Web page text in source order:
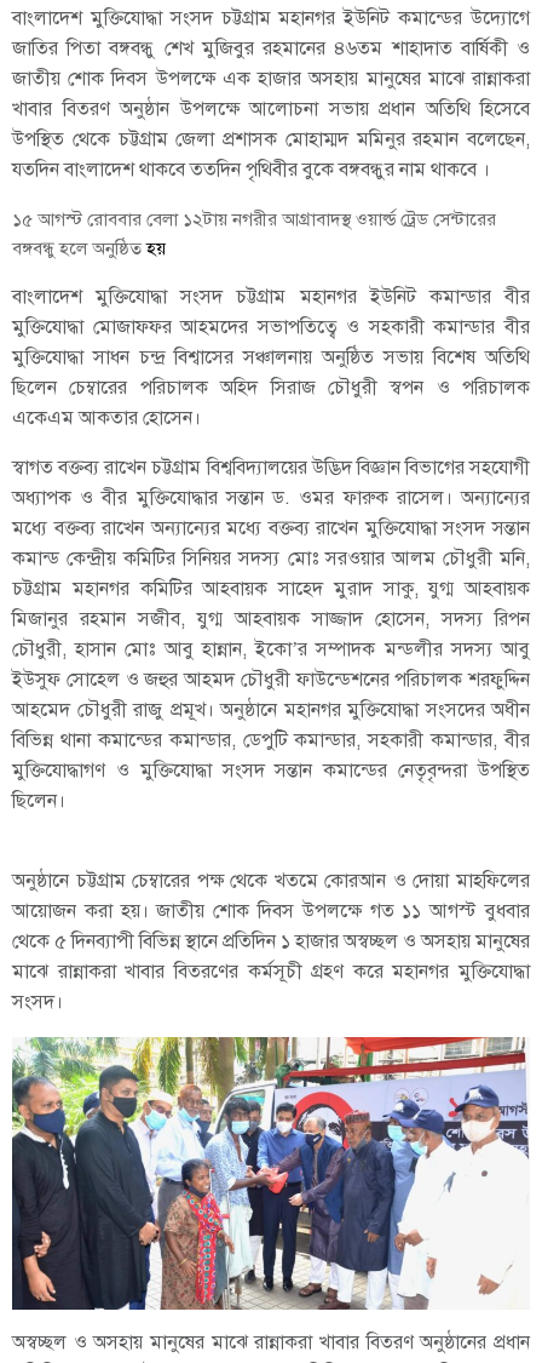
বাংলাদেশ মুক্তিযোদ্ধা সংসদ চট্টগ্রাম মহানগর ইউনিট কমান্ডের উদ্যোগে
জাতির পিতা বঙ্গবন্ধু শেখ মুজিবুর রহমানের ৪৬তম শাহাদাত বার্ষিকী ও
জাতীয় শোক দিবস উপলক্ষে এক হাজার অসহায় মানুষের মাঝে রান্নাকরা
খাবার বিতরণ অনুষ্ঠান উপলক্ষে আলোচনা সভায় প্রধান অতিথি হিসেবে
উপস্থিত থেকে চট্টগ্রাম জেলা প্রশাসক মোহাম্মদ মমিনুর রহমান বলেছেন,
যতদিন বাংলাদেশ থাকবে ততদিন পৃথিবীর বুকে বঙ্গবন্ধুর নাম থাকবে ।
১৫ আগস্ট রোববার বেলা ১২টায় নগরীর আগ্রাবাদস্থ ওয়ার্ল্ড ট্রেড সেন্টারের
বঙ্গবন্ধু হলে অনুষ্ঠিতহয়
বাংলাদেশ মুক্তিযোদ্ধা সংসদ চট্টগ্রাম মহানগর ইউনিট কমান্ডার বীর
মুক্তিযোদ্ধা মোজাফফর আহমদের সভাপতিত্বে ও সহকারী কমান্ডার বীর
মুক্তিযোদ্ধা সাধন চন্দ্র বিশ্বাসের সঞ্চালনায় অনুষ্ঠিত সভায় বিশেষ অতিথি
ছিলেন চেম্বারের পরিচালক অহিদ সিরাজ চৌধুরী স্বপন ও পরিচালক
একেএম আকতার হোসেন।
স্বাগত বক্তব্য রাখেন চট্টগ্রাম বিশ্ববিদ্যালয়ের উদ্ভিদ বিজ্ঞান বিভাগের সহযোগী
অধ্যাপক ও বীর মুক্তিযোদ্ধার সন্তান ড. ওমর ফারুক রাসেল। অন্যান্যের
মধ্যে বক্তব্য রাখেন অন্যান্যের মধ্যে বক্তব্য রাখেন মুক্তিযোদ্ধা সংসদ সন্তান
কমান্ড কেন্দ্রীয় কমিটির সিনিয়র সদস্য মোঃ সরওয়ার আলম চৌধুরী মনি,
চট্টগ্রাম মহানগর কমিটির আহবায়ক সাহেদ মুরাদ সাকু, যুগ্ম আহবায়ক
মিজানুর রহমান সজীব, যুগ্ম আহবায়ক সাজ্জাদ হোসেন, সদস্য রিপন
চৌধুরী, হাসান মোঃ আবু হান্নান, ইকো’র সম্পাদক মন্ডলীর সদস্য আবু
ইউসুফ সোহেল ও জহুর আহমদ চৌধুরী ফাউন্ডেশনের পরিচালক শরফুদ্দিন
আহমেদ চৌধুরী রাজু প্রমূখ। অনুষ্ঠানে মহানগর মুক্তিযোদ্ধা সংসদের অধীন
বিভিন্ন থানা কমান্ডের কমান্ডার, ডেপুটি কমান্ডার, সহকারী কমান্ডার, বীর
মুক্তিযোদ্ধাগণ ও মুক্তিযোদ্ধা সংসদ সন্তান কমান্ডের নেতৃবৃন্দরা উপস্থিত
ছিলেন।
অনুষ্ঠানে চট্টগ্রাম চেম্বারের পক্ষ থেকে খতমে কোরআন ও দোয়া মাহফিলের
আয়োজন করা হয়। জাতীয় শোক দিবস উপলক্ষে গত ১১ আগস্ট বুধবার
থেকে ৫ দিনব্যাপী বিভিন্ন স্থানে প্রতিদিন ১ হাজার অস্বচ্ছল ও অসহায় মানুষের
মাঝে রান্নাকরা খাবার বিতরণের কর্মসূচী গ্রহণ করে মহানগর মুক্তিযোদ্ধা
সংসদ।
অস্বচ্ছল ও অসহায় মানুষের মাঝে রান্নাকরা খাবার বিতরণ অনুষ্ঠানের প্রধান